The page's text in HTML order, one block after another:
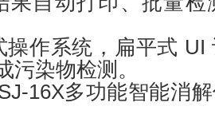
操作系统，扁平式
污染物检测。
16X多功能智能消